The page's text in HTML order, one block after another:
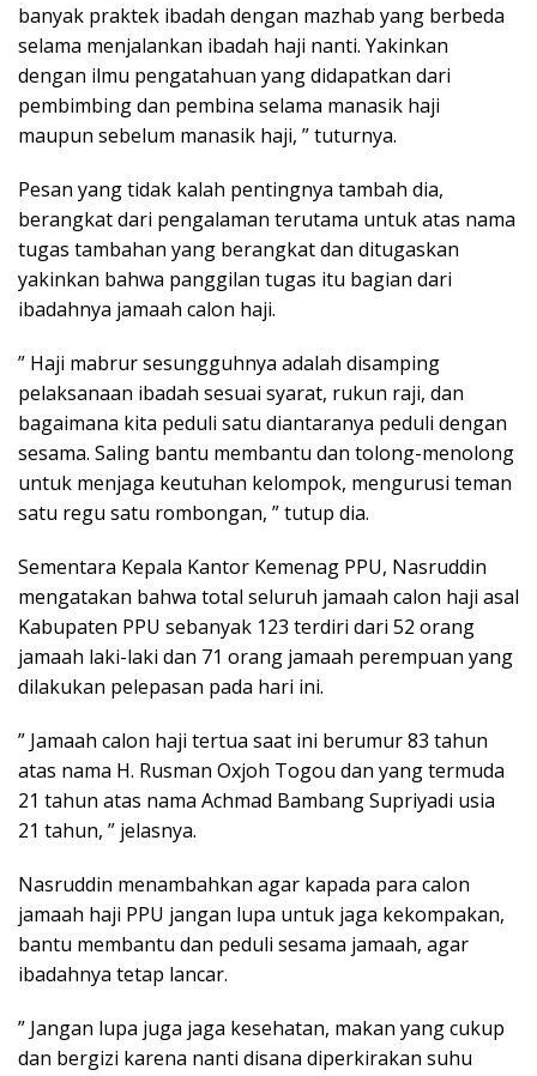
banyak praktek ibadah dengan mazhab yang berbeda
selama menjalankan ibadah haji nanti. Yakinkan
dengan ilmu pengatahuan yang didapatkan dari
pembimbing dan pembina selama manasik haji
maupun sebelum manasik haji, ” tuturnya.
Pesan yang tidak kalah pentingnya tambah dia,
berangkat dari pengalaman terutama untuk atas nama
tugas tambahan yang berangkat dan ditugaskan
yakinkan bahwa panggilan tugas itu bagian dari
ibadahnya jamaah calon haji.
” Haji mabrur sesungguhnya adalah disamping
pelaksanaan ibadah sesuai syarat, rukun raji, dan
bagaimana kita peduli satu diantaranya peduli dengan
sesama. Saling bantu membantu dan tolong-menolong
untuk menjaga keutuhan kelompok, mengurusi teman
satu regu satu rombongan, ” tutup dia.
Sementara Kepala Kantor Kemenag PPU, Nasruddin
mengatakan bahwa total seluruh jamaah calon haji asal
Kabupaten PPU sebanyak 123 terdiri dari 52 orang
jamaah laki-laki dan 71 orang jamaah perempuan yang
dilakukan pelepasan pada hari ini.
” Jamaah calon haji tertua saat ini berumur 83 tahun
atas nama H. Rusman Oxjoh Togou dan yang termuda
21 tahun atas nama Achmad Bambang Supriyadi usia
21 tahun, ” jelasnya.
Nasruddin menambahkan agar kapada para calon
jamaah haji PPU jangan lupa untuk jaga kekompakan,
bantu membantu dan peduli sesama jamaah, agar
ibadahnya tetap lancar.
” Jangan lupa juga jaga kesehatan, makan yang cukup
dan bergizi karena nanti disana diperkirakan suhu